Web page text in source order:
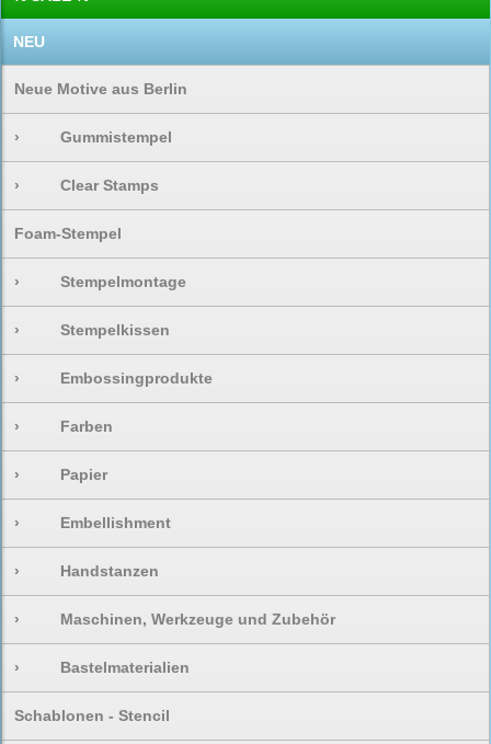
NEU
Neue Motive aus Berlin
› Gummistempel
› Clear Stamps
Foam-Stempel
› Stempelmontage
› Stempelkissen
› Embossingprodukte
› Farben
› Papier
› Embellishment
› Handstanzen
› Maschinen, Werkzeuge und Zubehör
› Bastelmaterialien
Schablonen - Stencil